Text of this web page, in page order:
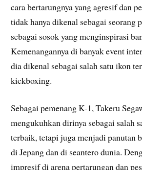
cara bertarungnya yang agresif dan
tidak hanya dikenal sebagai seorang
sebagai sosok yang menginspirasi
Kemenangannya di banyak event
dia dikenal sebagai salah satu ikon
kickboxing.
Sebagai pemenang K-1, Takeru
mengukuhkan dirinya sebagai salah
terbaik, tetapi juga menjadi panutan
di Jepang dan di seantero dunia.
impresif di arena pertarungan dan